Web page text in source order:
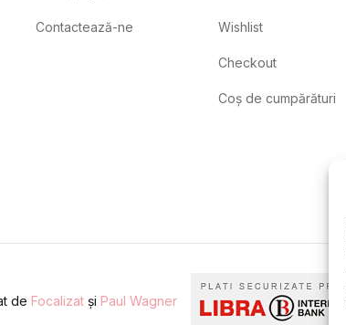
Contactează-ne Wishlist
Checkout
Coș de cumpărături
de Focalizat și Paul Wagner